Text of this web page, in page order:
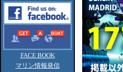
FACE BOOK
マリン情報発信